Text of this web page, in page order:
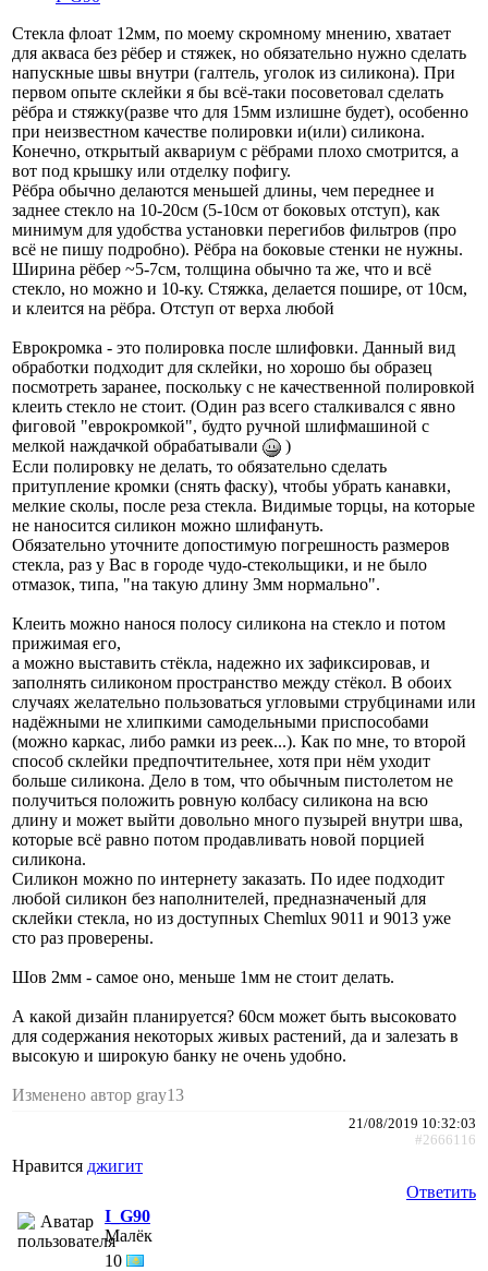
Стекла флоат 12мм, по моему скромному мнению, хватает
для акваса без рёбер и стяжек, но обязательно нужно сделать
напускные швы внутри (галтель, уголок из силикона). При
первом опыте склейки я бы всё-таки посоветовал сделать
рёбра и стяжку(разве что для 15мм излишне будет), особенно
при неизвестном качестве полировки и(или) силикона.
Конечно, открытый аквариум с рёбрами плохо смотрится, а
вот под крышку или отделку пофигу.
Рёбра обычно делаются меньшей длины, чем переднее и
заднее стекло на 10-20см (5-10см от боковых отступ), как
минимум для удобства установки перегибов фильтров (про
всё не пишу подробно). Рёбра на боковые стенки не нужны.
Ширина рёбер ~5-7см, толщина обычно та же, что и всё
стекло, но можно и 10-ку. Стяжка, делается пошире, от 10см,
и клеится на рёбра. Отступ от верха любой
Еврокромка - это полировка после шлифовки. Данный вид
обработки подходит для склейки, но хорошо бы образец
посмотреть заранее, поскольку с не качественной полировкой
клеить стекло не стоит. (Один раз всего сталкивался с явно
фиговой "еврокромкой", будто ручной шлифмашиной с
мелкой наждачкой обрабатывали
)
Если полировку не делать, то обязательно сделать
притупление кромки (снять фаску), чтобы убрать канавки,
мелкие сколы, после реза стекла. Видимые торцы, на которые
не наносится силикон можно шлифануть.
Обязательно уточните допостимую погрешность размеров
стекла, раз у Вас в городе чудо-стекольщики, и не было
отмазок, типа, "на такую длину 3мм нормально".
Клеить можно нанося полосу силикона на стекло и потом
прижимая его,
а можно выставить стёкла, надежно их зафиксировав, и
заполнять силиконом пространство между стёкол. В обоих
случаях желательно пользоваться угловыми струбцинами или
надёжными не хлипкими самодельными приспособами
(можно каркас, либо рамки из реек...). Как по мне, то второй
способ склейки предпочтительнее, хотя при нём уходит
больше силикона. Дело в том, что обычным пистолетом не
получиться положить ровную колбасу силикона на всю
длину и может выйти довольно много пузырей внутри шва,
которые всё равно потом продавливать новой порцией
силикона.
Силикон можно по интернету заказать. По идее подходит
любой силикон без наполнителей, предназначеный для
склейки стекла, но из доступных Chemlux 9011 и 9013 уже
сто раз проверены.
Шов 2мм - самое оно, меньше 1мм не стоит делать.
А какой дизайн планируется? 60см может быть высоковато
для содержания некоторых живых растений, да и залезать в
высокую и широкую банку не очень удобно.
Изменено автор gray13
21/08/2019 10:32:03
#2666116
Нравится джигит
Ответить
I_G90
Малёк
10